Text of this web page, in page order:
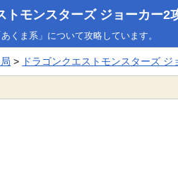
トモンスターズ ジョーカー2
くま系」について攻略しています。
> ドラゴンクエストモンスターズ ジ